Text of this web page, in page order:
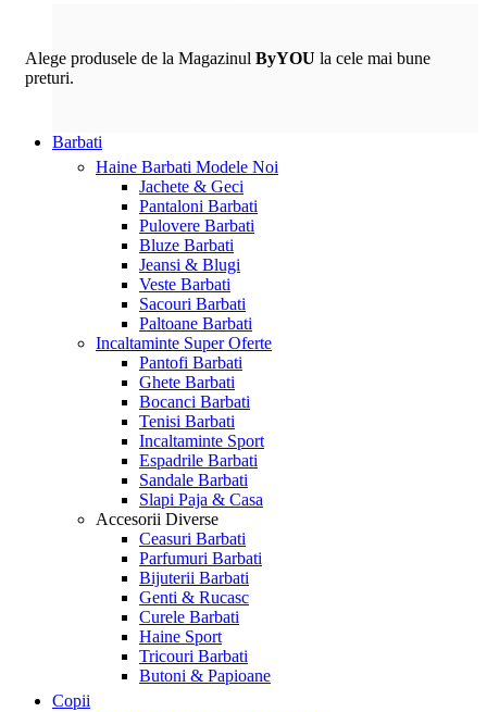
Alege produsele de la Magazinul ByYOU la cele mai bune
preturi.
Barbati
Haine Barbati Modele Noi
Jachete & Geci
Pantaloni Barbati
Pulovere Barbati
Bluze Barbati
Jeansi & Blugi
Veste Barbati
Sacouri Barbati
Paltoane Barbati
Incaltaminte Super Oferte
Pantofi Barbati
Ghete Barbati
Bocanci Barbati
Tenisi Barbati
Incaltaminte Sport
Espadrile Barbati
Sandale Barbati
Slapi Paja & Casa
Accesorii Diverse
Ceasuri Barbati
Parfumuri Barbati
Bijuterii Barbati
Genti & Rucasc
Curele Barbati
Haine Sport
Tricouri Barbati
Butoni & Papioane
Copii